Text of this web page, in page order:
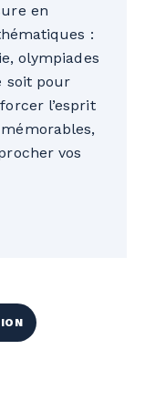
en
:
olympiades
soit pour
l’esprit
vos